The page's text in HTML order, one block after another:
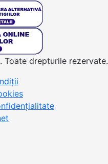
drepturile rezervate.